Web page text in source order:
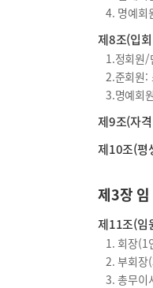
4. 명예회
제8조(입
1.정회원/
2.준회원:
3.명예회
제9조(자
제10조(평
제3장 임
제11조(임
1. 회장(1
2. 부회장
3. 총무이